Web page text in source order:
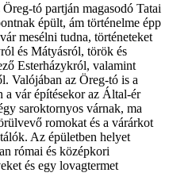
tó partján magasodó Tatai
épült, ám történelme épp
mesélni tudna, történeteket
és Mátyásról, török és
Esterházykról, valamint
Valójában az Öreg-tó is a
a vár építésekor az Által-ér
saroktornyos várnak, ma
romokat és a várárkot
Az épületben helyet
római és középkori
és egy lovagtermet